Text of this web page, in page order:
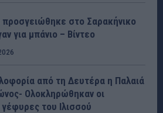
στο Σαρακήνικο
για μπάνιο – Βίντεο
από τη Δευτέρα η Παλαιά
Ολοκληρώθηκαν οι
του Ιλισσού